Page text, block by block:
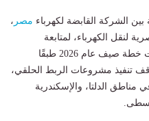
الشركة القابضة لكهرباء مصر ،
لنقل الكهرباء، لمتابعة
مستجدات الموقف التنفيذي لمشروعات خطة صيف عام 2026 طبقًا
تنفيذ مشروعات الربط الحلقي،
في مناطق الدلتا، والإسكندرية